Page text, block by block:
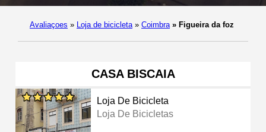
Avaliaçoes » Loja de bicicleta » Coimbra » Figueira da foz
CASA BISCAIA
Loja De Bicicleta
Loja De Bicicletas